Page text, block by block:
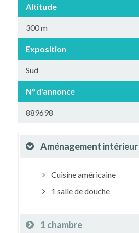
Altitude
300 m
Exposition
Sud
N° d'annonce
889698
Aménagement intérieur
Cuisine américaine
1 salle de douche
1 chambre